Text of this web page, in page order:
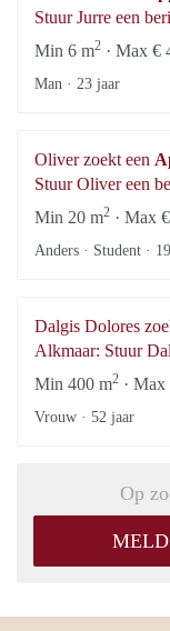
Stuur Jurre een
Min 6 m2 · Max €
Man · 23 jaar
Oliver zoekt een
Stuur Oliver een
Min 20 m2 · Max
Anders · Student ·
Dalgis Dolores
Alkmaar: Stuur
Min 400 m2 ·
Vrouw · 52 jaar
Op